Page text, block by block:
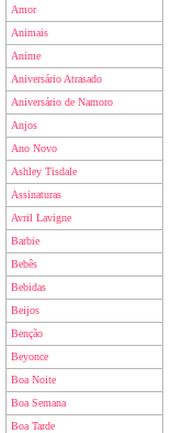
Amor
Animais
Anime
Aniversário Atrasado
Aniversário de Namoro
Anjos
Ano Novo
Ashley Tisdale
Assinaturas
Avril Lavigne
Barbie
Bebês
Bebidas
Beijos
Benção
Beyonce
Boa Noite
Boa Semana
Boa Tarde